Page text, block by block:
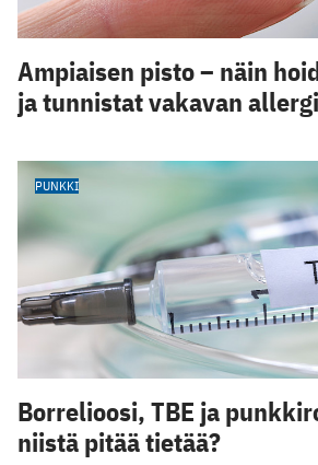
Ampiaisen pisto – näin
ja tunnistat vakavan
PUNKKI
Borrelioosi, TBE ja
niistä pitää tietää?